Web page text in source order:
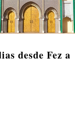
desde Fez a